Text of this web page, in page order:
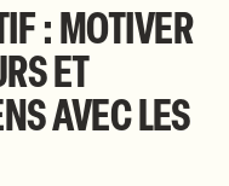
: MOTIVER
ET
AVEC LES